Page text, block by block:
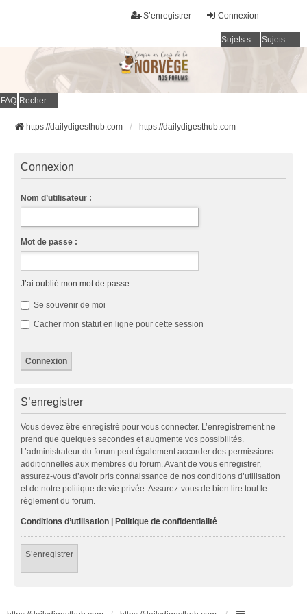
Connexion
S’enregistrer
Sujets sans réponse Sujets actifs
FAQ Rechercher
https://dailydigesthub.com https://dailydigesthub.com
Connexion
Nom d’utilisateur :
Mot de passe :
J’ai oublié mon mot de passe
Se souvenir de moi
Cacher mon statut en ligne pour cette session
S’enregistrer
Vous devez être enregistré pour vous connecter. L’enregistrement ne
prend que quelques secondes et augmente vos possibilités.
L’administrateur du forum peut également accorder des permissions
additionnelles aux membres du forum. Avant de vous enregistrer,
assurez-vous d’avoir pris connaissance de nos conditions d’utilisation
et de notre politique de vie privée. Assurez-vous de bien lire tout le
règlement du forum.
Conditions d’utilisation Politique de confidentialité
S’enregistrer